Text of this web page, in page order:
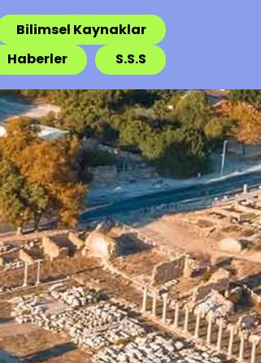
Bilimsel Kaynaklar
Haberler
S.S.S